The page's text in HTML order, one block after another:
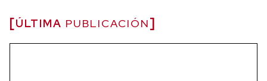
ÚLTIMA PUBLICACIÓN